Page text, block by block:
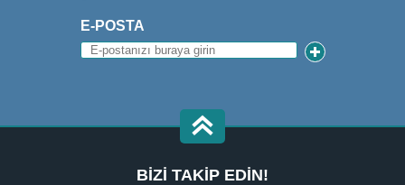
E-POSTA
BIZI TAKIP EDIN!